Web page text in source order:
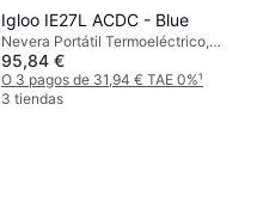
Igloo IE27L ACDC - Blue
Nevera Portátil Termoeléctrico,
12/230 V, Polipropileno, Plástico
95,84 €
O 3 pagos de 31,94 € TAE 0%¹
3 tiendas